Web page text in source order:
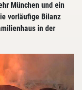
München und ein
vorläufige Bilanz
in der